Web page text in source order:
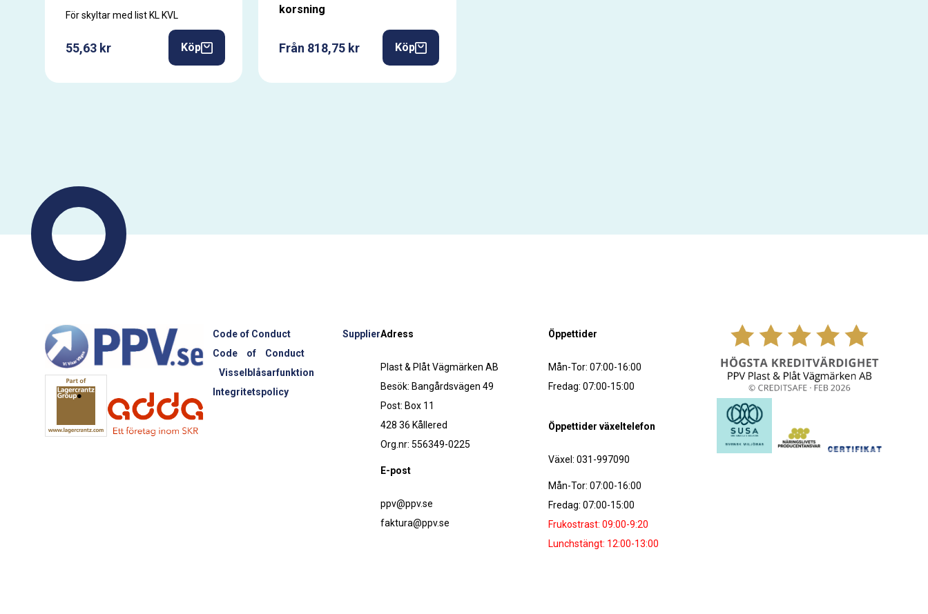
För skyltar med list KL KVL
55,63 kr Köp
korsning
Från 818,75 kr Köp
Code of Conduct
Supplier
Code of Conduct
Visselblåsarfunktion
Integritetspolicy
Adress
Plast & Plåt Vägmärken AB
Besök: Bangårdsvägen 49
Post: Box 11
428 36 Kållered
Org.nr: 556349-0225
E-post
ppv@ppv.se
faktura@ppv.se
Öppettider
Mån-Tor: 07:00-16:00
Fredag: 07:00-15:00
Öppettider växeltelefon
Växel: 031-997090
Mån-Tor: 07:00-16:00
Fredag: 07:00-15:00
Frukostrast: 09:00-9:20
Lunchstängt: 12:00-13:00